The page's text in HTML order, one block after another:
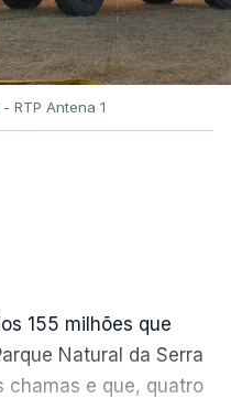
RTP Antena 1
155 milhões que
Natural da Serra
chamas e que, quatro